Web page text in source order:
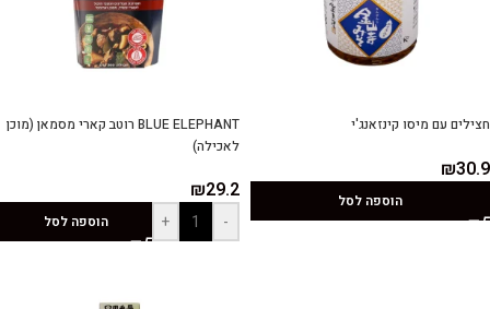
חצילים עם מיסו קינזאנג'י
₪30.9
הוספה לסל
BLUE ELEPHANT רוטב קארי מסמאן (מוכן
לאכילה)
₪29.2
-
+ הוספה לסל